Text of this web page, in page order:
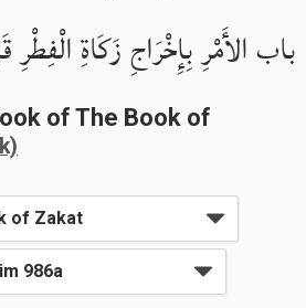
باب الأَمْرِ بِإِخْرَاجِ زَكَاةِ الْفِطْرِ
of The Book of